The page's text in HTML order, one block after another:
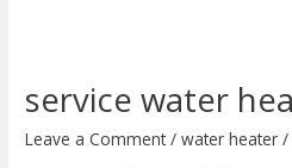
service water
Leave a Comment /water heater /
service
heater